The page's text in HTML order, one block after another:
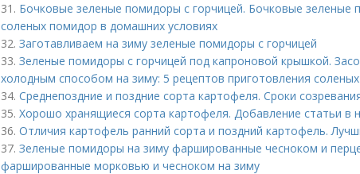
31. Бочковые зеленые помидоры с горчицей. Бочковые зеленые
соленых помидор в домашних условиях
32. Заготавливаем на зиму зеленые помидоры с горчицей
33. Зеленые помидоры с горчицей под капроновой крышкой.
холодным способом на зиму: 5 рецептов приготовления
34. Среднепоздние и поздние сорта картофеля. Сроки
35. Хорошо хранящиеся сорта картофеля. Добавление статьи в
36. Отличия картофель ранний сорта и поздний картофель.
37. Зеленые помидоры на зиму фаршированные чесноком и
фаршированные морковью и чесноком на зиму